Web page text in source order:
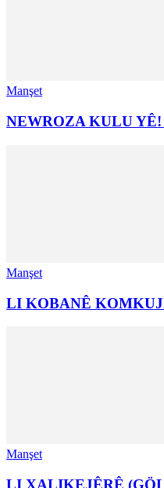
Manşet
NEWROZA KULU
Manşet
LI KOBANÊ
Manşet
LI XALIKEJÊRÊ